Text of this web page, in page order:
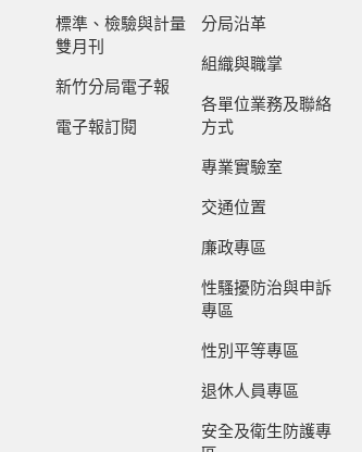
標準、檢驗與計量
雙月刊
新竹分局電子報
電子報訂閱
分局沿革
組織與職掌
各單位業務及聯絡
方式
專業實驗室
交通位置
廉政專區
性騷擾防治與申訴
專區
性別平等專區
退休人員專區
安全及衛生防護專